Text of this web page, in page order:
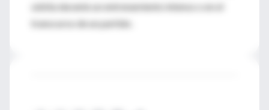
súbita durante un entrenamiento intenso o en el
transcurso de un partido.